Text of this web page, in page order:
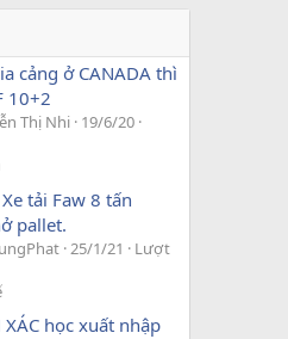
cảng ở CANADA thì
10+2
Thị Nhi 19/6/20
tải Faw 8 tấn
pallet.
25/1/21
Lượt
XÁC học xuất nhập